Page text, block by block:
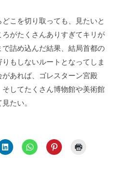
こを切り取っても、見たいと
ろがたくさんありすぎてキリが
で詰め込んだ結果、結局首都の
もしないルートとなってしま
があれば、ゴレスターン宮殿
してたくさん博物館や美術館
たい。